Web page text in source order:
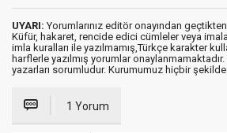
UYARI: Yorumlarınız editör onayından
Küfür, hakaret, rencide edici cümleler veya
imla kuralları ile yazılmamış,Türkçe karakter
harflerle yazılmış yorumlar
yazarları sorumludur. Kurumumuz hiçbir
1 Yorum